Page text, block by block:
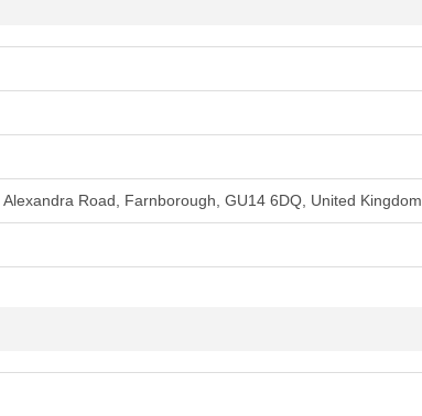
Road, Farnborough, GU14 6DQ, United Kingdom